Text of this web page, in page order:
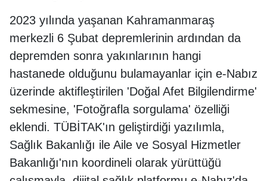
2023 yılında yaşanan Kahramanmaraş
merkezli 6 Şubat depremlerinin ardından da
depremden sonra yakınlarının hangi
hastanede olduğunu bulamayanlar için e-Nabız
üzerinde aktifleştirilen 'Doğal Afet Bilgilendirme'
sekmesine, 'Fotoğrafla sorgulama' özelliği
eklendi. TÜBİTAK'ın geliştirdiği yazılımla,
Sağlık Bakanlığı ile Aile ve Sosyal Hizmetler
Bakanlığı'nın koordineli olarak yürüttüğü